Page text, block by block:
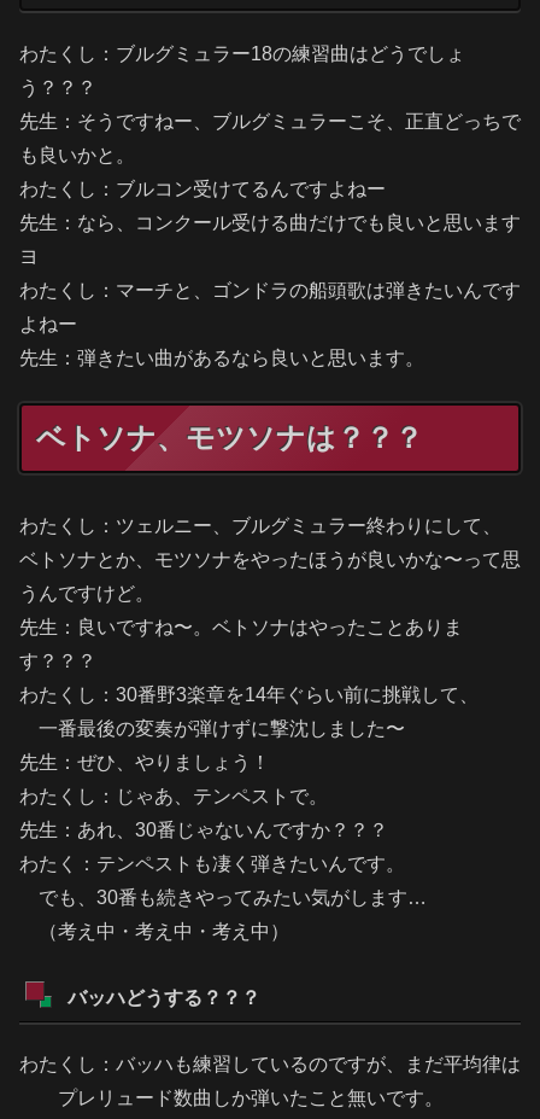
わたくし：ブルグミュラー18の練習曲はどうでしょ
う？？？
先生：そうですねー、ブルグミュラーこそ、正直どっちで
も良いかと。
わたくし：ブルコン受けてるんですよねー
先生：なら、コンクール受ける曲だけでも良いと思います
ヨ
わたくし：マーチと、ゴンドラの船頭歌は弾きたいんです
よねー
先生：弾きたい曲があるなら良いと思います。
ベトソナ、モツソナは？？？
わたくし：ツェルニー、ブルグミュラー終わりにして、
ベトソナとか、モツソナをやったほうが良いかな〜って思
うんですけど。
先生：良いですね〜。ベトソナはやったことありま
す？？？
わたくし：30番野3楽章を14年ぐらい前に挑戦して、
一番最後の変奏が弾けずに撃沈しました〜
先生：ぜひ、やりましょう！
わたくし：じゃあ、テンペストで。
先生：あれ、30番じゃないんですか？？？
わたく：テンペストも凄く弾きたいんです。
でも、30番も続きやってみたい気がします…
（考え中・考え中・考え中）
バッハどうする？？？
わたくし：バッハも練習しているのですが、まだ平均律は
プレリュード数曲しか弾いたこと無いです。